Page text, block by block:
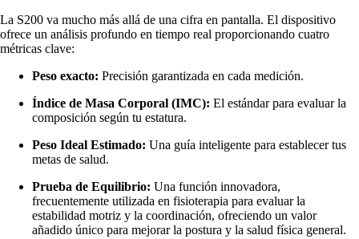
La S200 va mucho más allá de una cifra en pantalla. El dispositivo
ofrece un análisis profundo en tiempo real proporcionando cuatro
métricas clave:
Peso exacto: Precisión garantizada en cada medición.
Índice de Masa Corporal (IMC): El estándar para evaluar la
composición según tu estatura.
Peso Ideal Estimado: Una guía inteligente para establecer tus
metas de salud.
Prueba de Equilibrio: Una función innovadora,
frecuentemente utilizada en fisioterapia para evaluar la
estabilidad motriz y la coordinación, ofreciendo un valor
añadido único para mejorar la postura y la salud física general.